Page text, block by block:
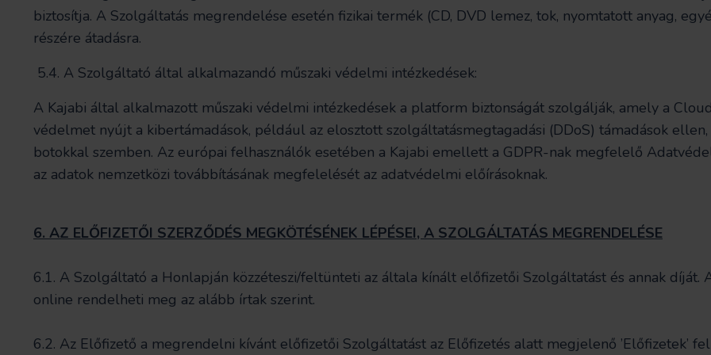
biztosítja. A Szolgáltatás megrendelése esetén fizikai termék (CD, DVD lemez, tok, nyomtatott anyag,
részére átadásra.
5.4. A Szolgáltató által alkalmazandó műszaki védelmi intézkedések:
A Kajabi által alkalmazott műszaki védelmi intézkedések a platform biztonságát szolgálják, amely a
védelmet nyújt a kibertámadások, például az elosztott szolgáltatásmegtagadási (DDoS) támadások
botokkal szemben. Az európai felhasználók esetében a Kajabi emellett a GDPR-nak megfelelő
az adatok nemzetközi továbbításának megfelelését az adatvédelmi előírásoknak.
6. AZ ELŐFIZETŐI SZERZŐDÉS MEGKÖTÉSÉNEK LÉPÉSEI, A SZOLGÁLTATÁS MEGRENDELÉSE
6.1. A Szolgáltató a Honlapján közzéteszi/feltünteti az általa kínált előfizetői Szolgáltatást és annak
online rendelheti meg az alább írtak szerint.
6.2. Az Előfizető a megrendelni kívánt előfizetői Szolgáltatást az Előfizetés alatt megjelenő ’Előfizetek’